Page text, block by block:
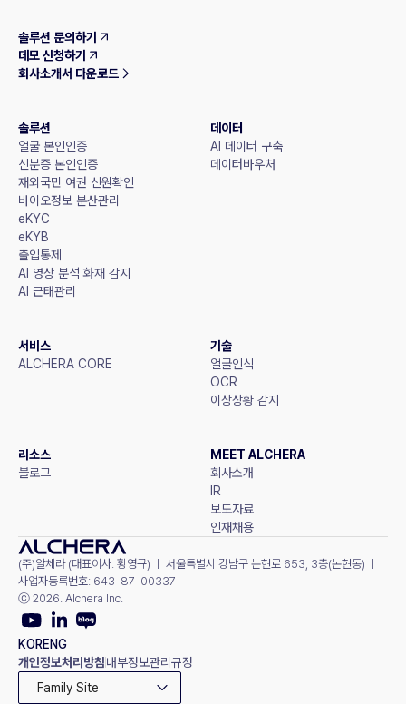
솔루션 문의하기
데모 신청하기
회사소개서 다운로드
솔루션
얼굴 본인인증
신분증 본인인증
재외국민 여권 신원확인
바이오정보 분산관리
eKYC
eKYB
출입통제
AI 영상 분석 화재 감지
AI 근태관리
데이터
AI 데이터 구축
데이터바우처
서비스
ALCHERA CORE
기술
얼굴인식
OCR
이상상황 감지
리소스
블로그
MEET ALCHERA
회사소개
IR
보도자료
인재채용
(주)알체라 (대표이사: 황영규) ㅣ 서울특별시 강남구 논현로 653, 3층(논현동) ㅣ
사업자등록번호: 643-87-00337
ⓒ 2026. Alchera Inc.
KORENG
개인정보처리방침내부정보관리규정
Family Site